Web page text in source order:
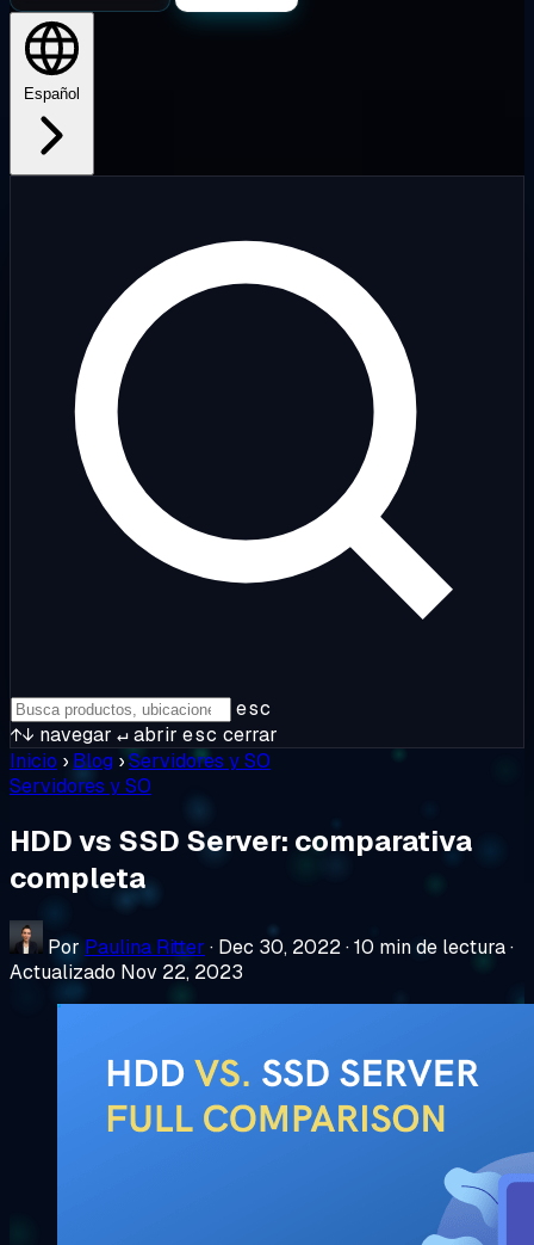
Español
esc
↑↓ navegar ↵abrir esc cerrar
Inicio › Blog ›Servidores y SO
Servidores y SO
HDD vs SSD Server: comparativa
completa
Por Paulina Ritter · Dec 30, 2022·10 min de lectura·
Actualizado Nov 22, 2023